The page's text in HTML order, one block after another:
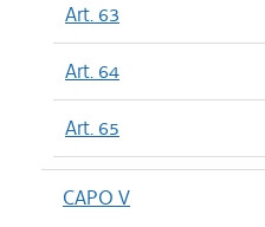
Art. 63
Art. 64
Art. 65
CAPO V